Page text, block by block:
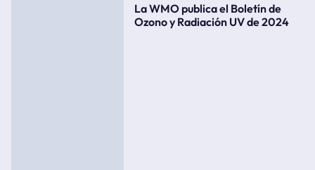
La WMO publica el Boletín de
Ozono y Radiación UV de 2024